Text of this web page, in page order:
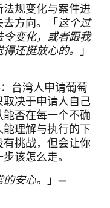
规变化与案件进
方向。「 这个过
变化，或者跟我
还挺放心的。 」
台湾人申请葡萄
决于申请人自己
否在每一个不确
理解与执行的下
挑战，但会让你
该怎么走。
安心。 」 —